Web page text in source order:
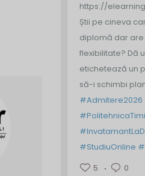
https://
Știi pe cineva
diplomă dar
flexibilitate? Dă
etichetează un
să-i schimbi
#Admitere2026
#StudiuOnline
5
0